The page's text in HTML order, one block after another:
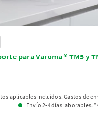
para Varoma ® TM5 y
aplicables incluidos. Gastos de
Envío 2-4 días laborables.